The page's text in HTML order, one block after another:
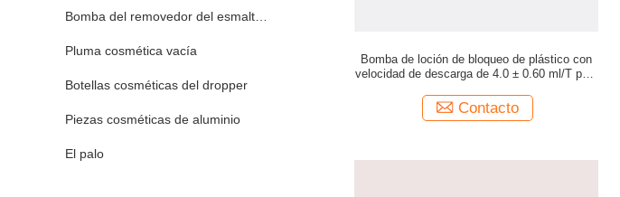
Bomba del removedor del esmalte de uñas
Pluma cosmética vacía
Botellas cosméticas del dropper
Piezas cosméticas de aluminio
El palo
Bomba de loción de bloqueo de plástico con
velocidad de descarga de 4.0 ± 0.60 ml/T para
Contacto